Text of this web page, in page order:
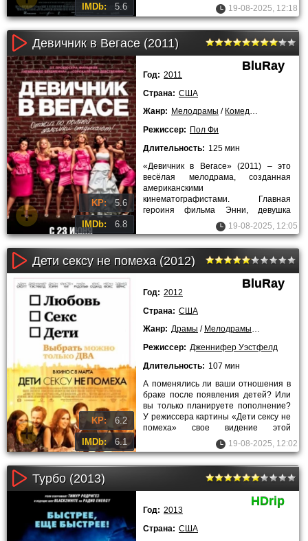
IMDb: 5.6 19-08-2025, 12:18
Девичник в Вегасе (2011)
KP: 5.6
IMDb: 6.8
BluRay
Год: 2011
Страна: США
Жанр: Мелодрамы / Комедии
Режиссер: Пол Фи
Длительность: 125 мин
«Девичник в Вегасе» (2011) – это
весёлая мелодрама, созданная
американскими
кинематографистами. Главная
героиня фильма Энни, девушка
среднего возраста, переживает
непростые времена -
19-08-2025, 12:05
Дети сексу не помеха (2012)
KP: 6.2
IMDb: 6.1
BluRay
Год: 2012
Страна: США
Жанр: Драмы / Мелодрамы/Комедии
Режиссер: Дженнифер Уэстфелд
Длительность: 107 мин
А поменялись ли ваши отношения в
браке после появления детей? Или
вы только планируете пополнение?
У режиссера картины «Дети сексу не
помеха» свое видение этой
проблемы, и она ни в коем19-08-2025, 12:02
Турбо (2013)
HDrip
Год: 2013
Страна: США